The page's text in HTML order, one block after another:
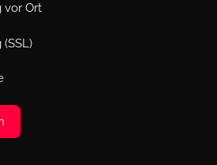
vor Ort